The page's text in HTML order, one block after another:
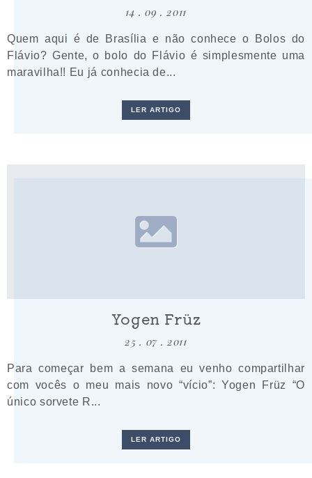
14 . 09 . 2011
Quem aqui é de Brasília e não conhece o Bolos do
Flávio? Gente, o bolo do Flávio é simplesmente uma
maravilha!! Eu já conhecia de...
LER ARTIGO
Yogen Früz
25 . 07 . 2011
Para começar bem a semana eu venho compartilhar
com vocês o meu mais novo “vício”: Yogen Früz “O
único sorvete R...
LER ARTIGO